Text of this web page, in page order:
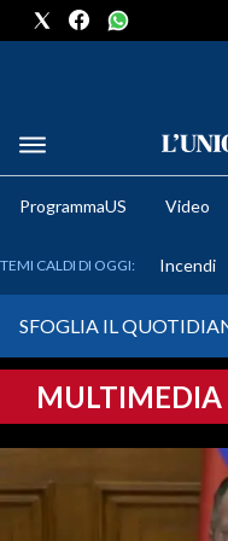
METEO
CRONACA SARDEGNA
PROVINCIA DI CAGLIARI
ProgrammaUS Video
TEMI CALDI DI OGGI: Incendi
SFOGLIA IL
MULTIMEDIA